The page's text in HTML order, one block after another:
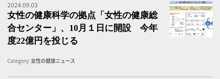
2024.09.03
女性の健康科学の拠点「女性の健康総
合センター」、10月１日に開設 今年
度22億円を投じる
Category: 女性の健康ニュース